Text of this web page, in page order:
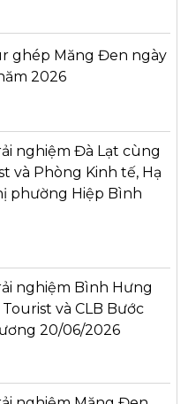
ghép Măng Đen ngày
2026
nghiệm Đà Lạt cùng
và Phòng Kinh tế, Hạ
phường Hiệp Bình
nghiệm Bình Hưng
và CLB Bước
20/06/2026